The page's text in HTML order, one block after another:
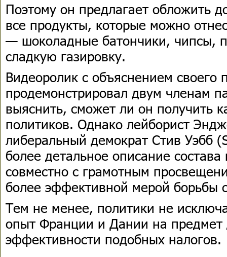
Поэтому он предлагает обложить
все продукты, которые можно
— шоколадные батончики, чипсы,
сладкую газировку.
Видеоролик с объяснением своего
продемонстрировал двум членам
выяснить, сможет ли он получить
политиков. Однако лейборист
либеральный демократ Стив Уэбб
более детальное описание
совместно с грамотным
более эффективной мерой борьбы
Тем не менее, политики не
опыт Франции и Дании на предмет
эффективности подобных налогов.